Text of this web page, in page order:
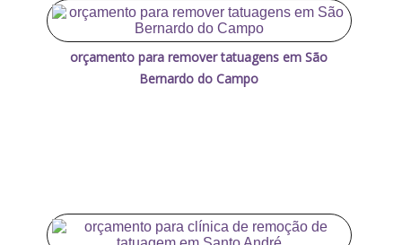
orçamento para remover tatuagens em São
Bernardo do Campo